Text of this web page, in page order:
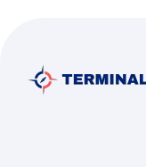
contenu